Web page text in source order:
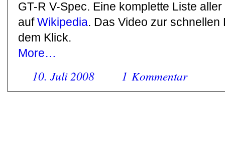
GT-R V-Spec. Eine komplette Liste
aufWikipedia. Das Video zur
dem Klick.
More…
10. Juli 2008 1 Kommentar